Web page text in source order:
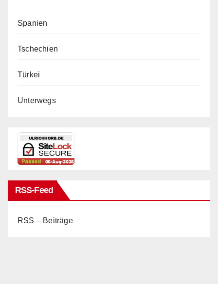
Spanien
Tschechien
Türkei
Unterwegs
RSS-Feed
RSS – Beiträge